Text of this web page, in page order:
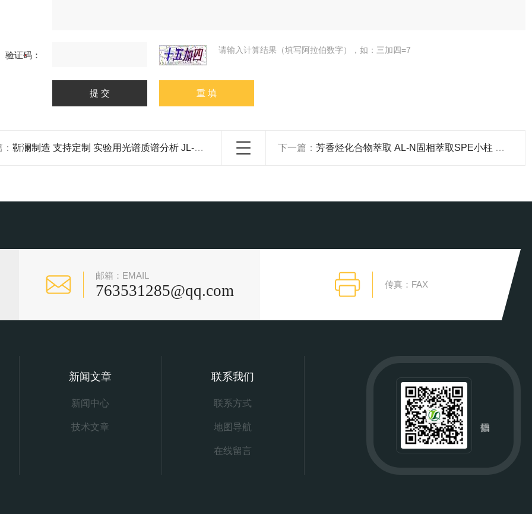
验证码： 请输入计算结果（填写阿拉伯数字），如：三加四=7
靳澜制造 支持定制 实验用光谱质谱分析 JL-SPE-12B 真空泵萃取装置 下一篇：芳香烃化合物萃取 AL-N固相萃取SPE小柱 中性氧化铝 三氧化二铝 产品关键词:中性氧化铝SPE小柱
邮箱：EMAIL
763531285@qq.com 传真：FAX
新闻文章
新闻中心
技术文章
联系我们
联系方式
地图导航
在线留言